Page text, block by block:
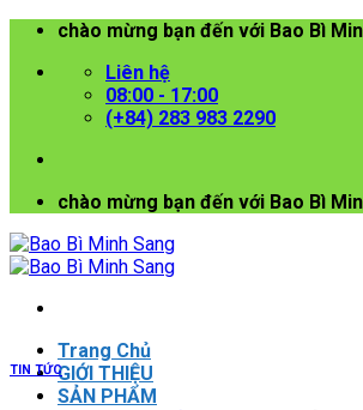
chào mừng bạn đến với Bao Bì
Liên hệ
08:00 - 17:00
(+84) 283 983 2290
chào mừng bạn đến với Bao Bì
Trang Chủ
GIỚI THIỆU
SẢN PHẨM
TIN TỨC